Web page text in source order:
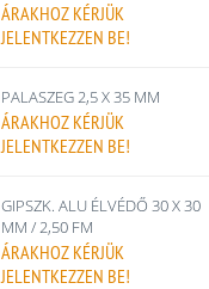
ÁRAKHOZ KÉRJÜK
JELENTKEZZEN BE!
PALASZEG 2,5 X 35 MM
ÁRAKHOZ KÉRJÜK
JELENTKEZZEN BE!
GIPSZK. ALU ÉLVÉDŐ 30 X 30
MM / 2,50 FM
ÁRAKHOZ KÉRJÜK
JELENTKEZZEN BE!